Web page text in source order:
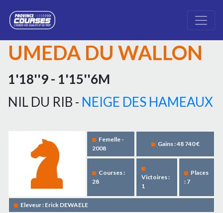
UMEDA DU WALLON
1'18''9 - 1'15''6M
NIL DU RIB - NEIGE DES HAMEAUX
Femelle -
2008
Gains : 48 740 €
Courses :
28
Victoires :
1
Places
: 7
Eleveur : Erick DEWAELE